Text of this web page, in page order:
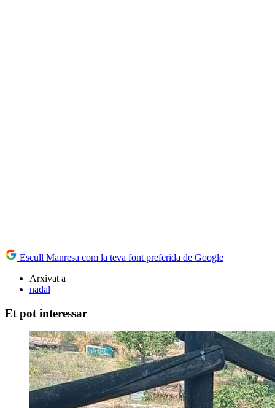
Escull Manresa com la teva font preferida de Google
Arxivat a
nadal
Et pot interessar